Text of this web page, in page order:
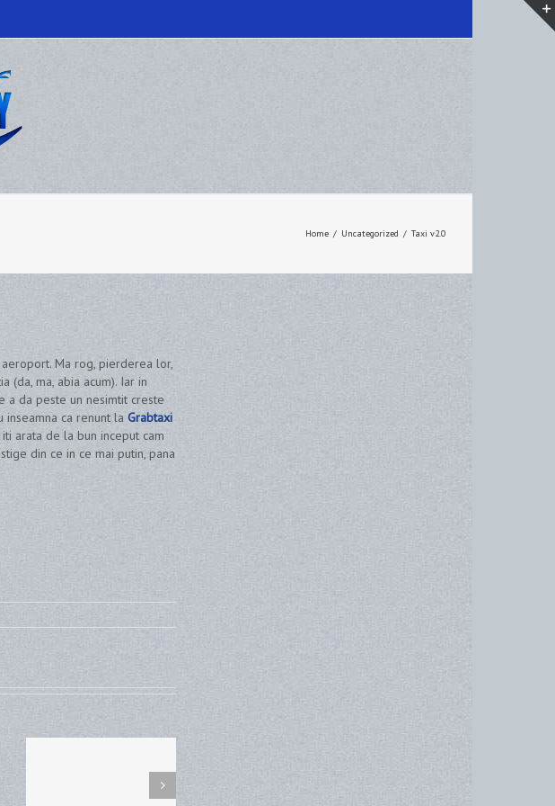
Home / Uncategorized / Taxi v2.0
Ma rog, pierderea lor,
(da, ma, abia acum). Iar in
a da peste un nesimtit creste
ca renunt la Grabtaxi
arata de la bun inceput cam
din ce in ce mai putin, pana